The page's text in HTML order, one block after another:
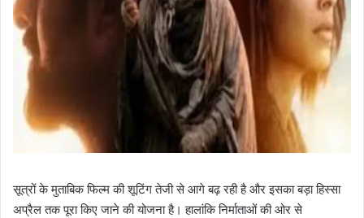
सूत्रों के मुताबिक फिल्म की शूटिंग तेजी से आगे बढ़ रही है और इसका बड़ा हिस्सा
अप्रैल तक पूरा किए जाने की योजना है। हालांकि निर्माताओं की ओर से